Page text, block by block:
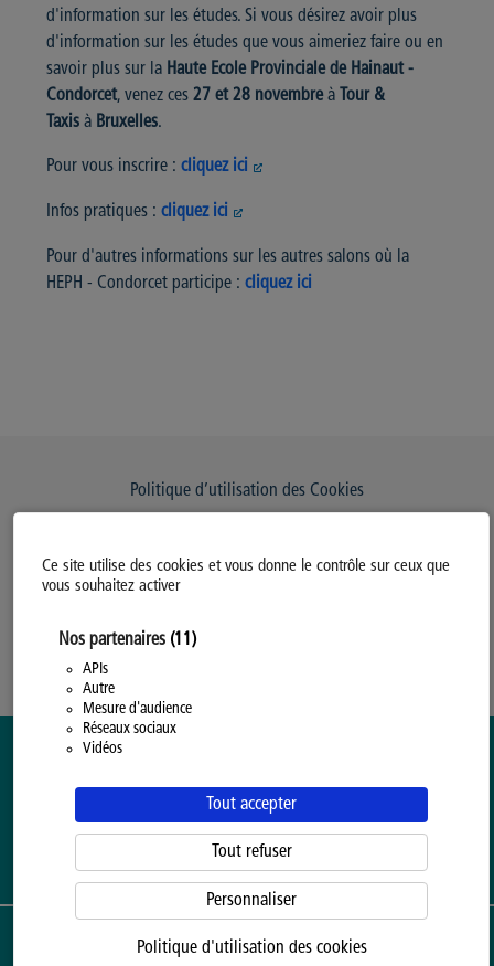
Ce site utilise des cookies et vous donne le contrôle sur ceux que
vous souhaitez activer
Nos partenaires (11)
APIs
Autre
Mesure d'audience
Réseaux sociaux
Vidéos
Tout accepter
Tout refuser
Personnaliser
Politique d'utilisation des cookies
d'information sur les études. Si vous désirez avoir plus
d'information sur les études que vous aimeriez faire ou en
savoir plus sur la Haute Ecole Provinciale de Hainaut -
Condorcet, venez ces 27 et 28 novembreà Tour &
Taxis à Bruxelles.
Pour vous inscrire : cliquez ici
Infos pratiques : cliquez ici
Pour d'autres informations sur les autres salons où la
HEPH - Condorcet participe : cliquez ici
Politique d’utilisation des Cookies
Politique Générale de Confidentialité
ENSEIGNEMENT SUPÉRIEUR ORGANISÉ PAR LAPROVINCE DE HAINAUT